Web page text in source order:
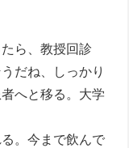
ら、教授回診
だね、しっかり
へと移る。大学
。今まで飲んで